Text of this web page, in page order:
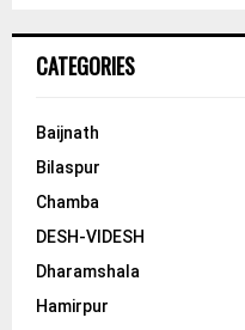
CATEGORIES
Baijnath
Bilaspur
Chamba
DESH-VIDESH
Dharamshala
Hamirpur